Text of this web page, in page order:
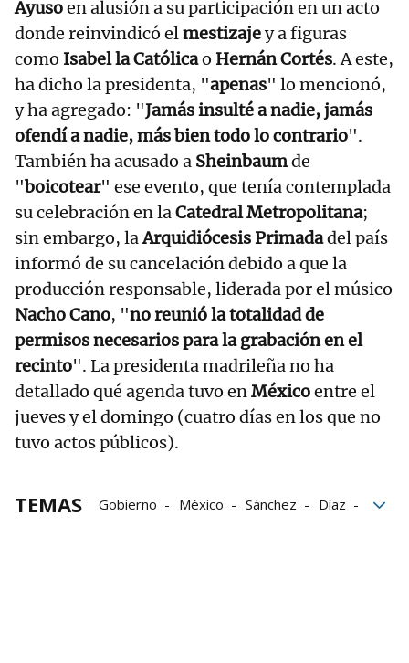
Ayusoen alusión a su participación en un acto
donde reinvindicó elmestizajey a figuras
como Isabel la Católicao Hernán Cortés. A este,
ha dicho la presidenta, "apenas" lo mencionó,
y ha agregado: "Jamás insulté a nadie, jamás
ofendí a nadie, más bien todo lo contrario".
También ha acusado a Sheinbaumde
"boicotear" ese evento, que tenía contemplada
su celebración en laCatedral Metropolitana;
sin embargo, laArquidiócesis Primadadel país
informó de su cancelación debido a que la
producción responsable, liderada por el músico
Nacho Cano, "no reunió la totalidad de
permisos necesarios para la grabación en el
recinto". La presidenta madrileña no ha
detallado qué agenda tuvo enMéxicoentre el
jueves y el domingo (cuatro días en los que no
tuvo actos públicos).
TEMAS Gobierno México Sánchez
Díaz